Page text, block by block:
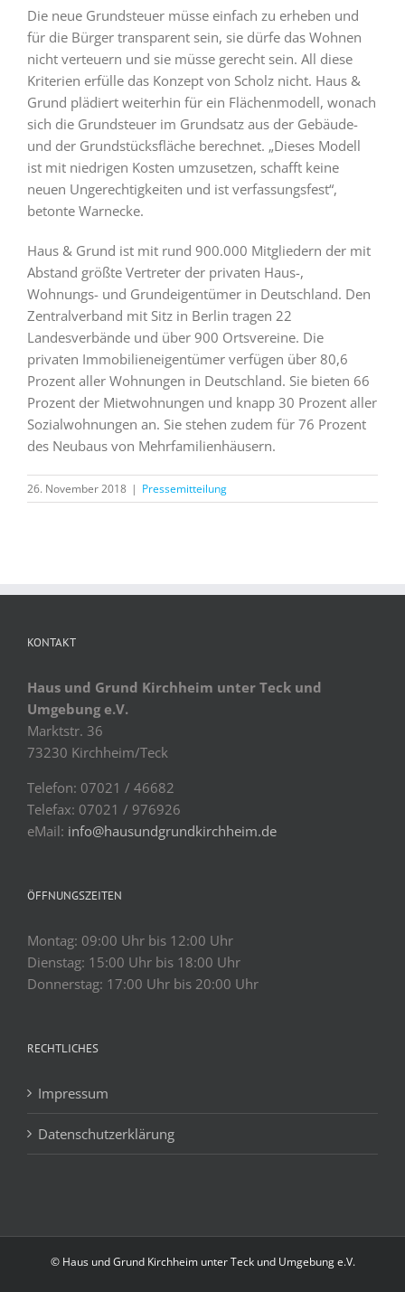
Die neue Grundsteuer müsse einfach zu erheben und
für die Bürger transparent sein, sie dürfe das Wohnen
nicht verteuern und sie müsse gerecht sein. All diese
Kriterien erfülle das Konzept von Scholz nicht. Haus &
Grund plädiert weiterhin für ein Flächenmodell, wonach
sich die Grundsteuer im Grundsatz aus der Gebäude-
und der Grundstücksfläche berechnet. „Dieses Modell
ist mit niedrigen Kosten umzusetzen, schafft keine
neuen Ungerechtigkeiten und ist verfassungsfest“,
betonte Warnecke.
Haus & Grund ist mit rund 900.000 Mitgliedern der mit
Abstand größte Vertreter der privaten Haus-,
Wohnungs- und Grundeigentümer in Deutschland. Den
Zentralverband mit Sitz in Berlin tragen 22
Landesverbände und über 900 Ortsvereine. Die
privaten Immobilieneigentümer verfügen über 80,6
Prozent aller Wohnungen in Deutschland. Sie bieten 66
Prozent der Mietwohnungen und knapp 30 Prozent aller
Sozialwohnungen an. Sie stehen zudem für 76 Prozent
des Neubaus von Mehrfamilienhäusern.
26. November 2018 | Pressemitteilung
KONTAKT
Haus und Grund Kirchheim unter Teck und
Umgebung e.V.
Marktstr. 36
73230 Kirchheim/Teck
Telefon: 07021 / 46682
Telefax: 07021 / 976926
eMail: info@hausundgrundkirchheim.de
ÖFFNUNGSZEITEN
Montag: 09:00 Uhr bis 12:00 Uhr
Dienstag: 15:00 Uhr bis 18:00 Uhr
Donnerstag: 17:00 Uhr bis 20:00 Uhr
RECHTLICHES
Impressum
Datenschutzerklärung
© Haus und Grund Kirchheim unter Teck und Umgebung e.V.